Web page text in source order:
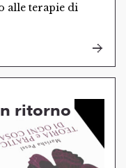
alle terapie di
ritorno